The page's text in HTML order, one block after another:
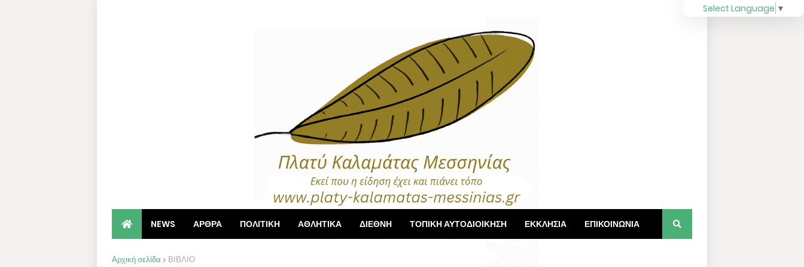
NEWS ΑΡΘΡΑ ΠΟΛΙΤΙΚΗ ΑΘΛΗΤΙΚΑ ΔΙΕΘΝΗ ΤΟΠΙΚΗ ΑΥΤΟΔΙΟΙΚΗΣΗ ΕΚΚΛΗΣΙΑ ΕΠΙΚΟΙΝΩΝΙΑ
Αρχική σελίδα ΒΙΒΛΙΟ
Select Language ▼